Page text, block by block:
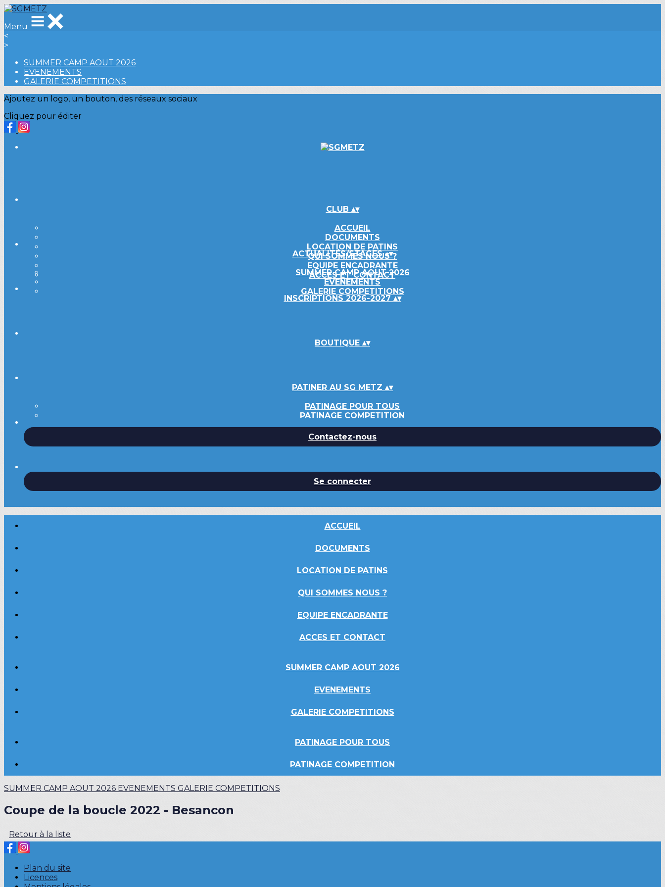
Menu
<
>
SUMMER CAMP AOUT 2026
EVENEMENTS
GALERIE COMPETITIONS
Ajoutez un logo, un bouton, des réseaux sociaux
Cliquez pour éditer
CLUB ▴▾
ACCUEIL
DOCUMENTS
LOCATION DE PATINS
QUI SOMMES NOUS ?
EQUIPE ENCADRANTE
ACCES ET CONTACT
ACTUALITÉS/STAGES▴▾
SUMMER CAMP AOUT 2026
EVENEMENTS
GALERIE COMPETITIONS
INSCRIPTIONS 2026-2027▴▾
BOUTIQUE ▴▾
PATINER AU SG METZ ▴▾
PATINAGE POUR TOUS
PATINAGE COMPETITION
Contactez-nous
Se connecter
ACCUEIL
DOCUMENTS
LOCATION DE PATINS
QUI SOMMES NOUS ?
EQUIPE ENCADRANTE
ACCES ET CONTACT
SUMMER CAMP AOUT 2026
EVENEMENTS
GALERIE COMPETITIONS
PATINAGE POUR TOUS
PATINAGE COMPETITION
SUMMER CAMP AOUT 2026 EVENEMENTS GALERIE COMPETITIONS
Coupe de la boucle 2022 - Besancon
Retour à la liste
Plan du site
Licences